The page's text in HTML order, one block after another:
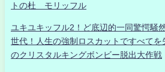
トの杜 モリッフル
ユキユキッフル2！ど底辺的一同驚愕騒
世代！人生の強制ロスカットですべて
のクリスタルキングボンビー脱出大作戦